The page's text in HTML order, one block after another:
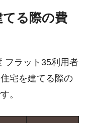
る際の費
フラット35利用者
宅を建てる際の
。